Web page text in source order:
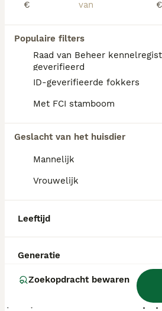
€
€
Populaire filters
Raad van Beheer
geverifieerd
ID-geverifieerde fokkers
Met FCI stamboom
Geslacht van het huisdier
Mannelijk
Vrouwelijk
Leeftijd
Generatie
Zoekopdracht bewaren
(blue) merle Jack Russell pup